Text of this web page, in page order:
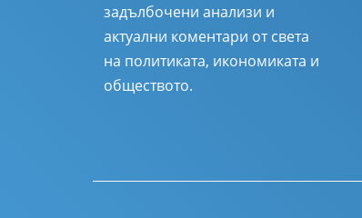
задълбочени анализи и
актуални коментари от света
на политиката, икономиката и
обществото.